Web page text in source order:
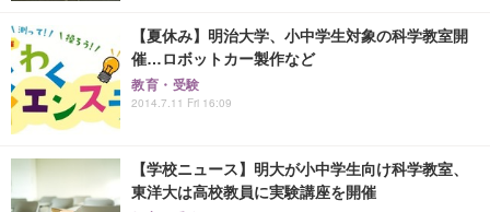
【夏休み】明治大学、小中学生対象の科学教室開
催…ロボットカー製作など
教育・受験
2014.7.11 Fri 16:09
【学校ニュース】明大が小中学生向け科学教室、
東洋大は高校教員に実験講座を開催